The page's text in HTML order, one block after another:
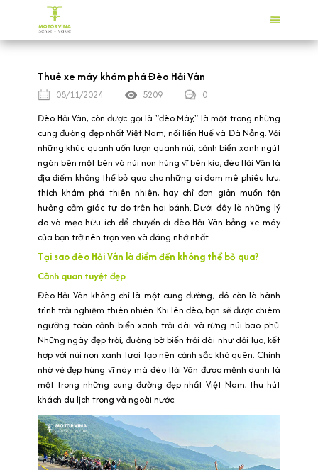
Thuê xe máy khám phá Đèo Hải Vân
08/11/2024 5209
0
Đèo Hải Vân, còn được gọi là "đèo Mây," là một trong những
cung đường đẹp nhất Việt Nam, nối liền Huế và Đà Nẵng. Với
những khúc quanh uốn lượn quanh núi, cảnh biển xanh ngút
ngàn bên một bên và núi non hùng vĩ bên kia, đèo Hải Vân là
địa điểm không thể bỏ qua cho những ai đam mê phiêu lưu,
thích khám phá thiên nhiên, hay chỉ đơn giản muốn tận
hưởng cảm giác tự do trên hai bánh. Dưới đây là những lý
do và mẹo hữu ích để chuyến đi đèo Hải Vân bằng xe máy
của bạn trở nên trọn vẹn và đáng nhớ nhất.
Tại sao đèo Hải Vân là điểm đến không thể bỏ qua?
Cảnh quan tuyệt đẹp
Đèo Hải Vân không chỉ là một cung đường; đó còn là hành
trình trải nghiệm thiên nhiên. Khi lên đèo, bạn sẽ được chiêm
ngưỡng toàn cảnh biển xanh trải dài và rừng núi bao phủ.
Những ngày đẹp trời, đường bờ biển trải dài như dải lụa, kết
hợp với núi non xanh tươi tạo nên cảnh sắc khó quên. Chính
nhờ vẻ đẹp hùng vĩ này mà đèo Hải Vân được mệnh danh là
một trong những cung đường đẹp nhất Việt Nam, thu hút
khách du lịch trong và ngoài nước.